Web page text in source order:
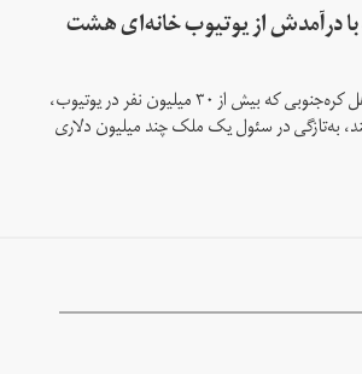
درآمدش از یوتیوب خانه‌ای هشت
یک دختربچه شش‌ساله اهل کره‌جنوبی که بیش از ۳۰ میلیون نفر در یوتیوب،
به‌تازگی در سئول یک ملک چند میلیون دلاری